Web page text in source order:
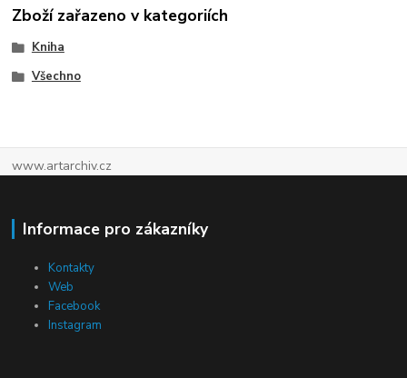
Zboží zařazeno v kategoriích
Kniha
Všechno
www.artarchiv.cz
Informace pro zákazníky
Kontakty
Web
Facebook
Instagram